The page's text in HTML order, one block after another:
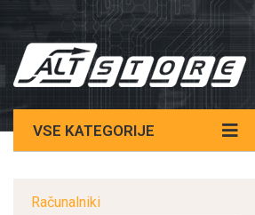
VSE KATEGORIJE
Računalniki